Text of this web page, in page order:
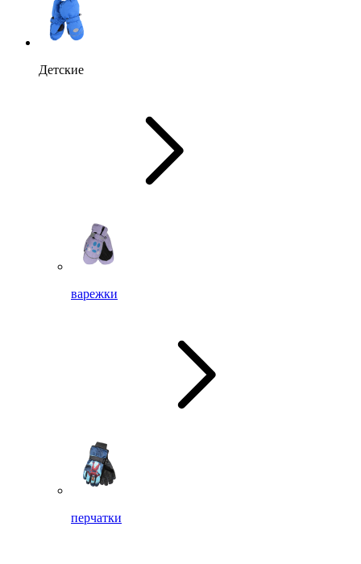
Детские
варежки
перчатки